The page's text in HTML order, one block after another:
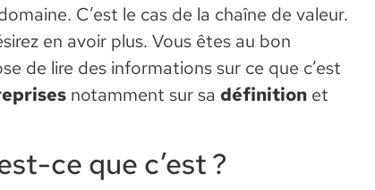
C’est le cas de la chaîne de valeur.
en avoir plus. Vous êtes au bon
de lire des informations sur ce que c’est
notamment sur sa définition et
ce que c’est ?